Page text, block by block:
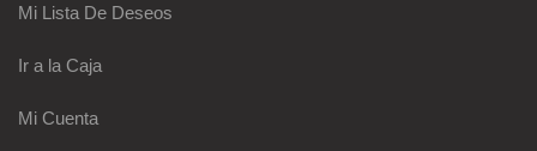
Mi Lista De Deseos
Ir a la Caja
Mi Cuenta